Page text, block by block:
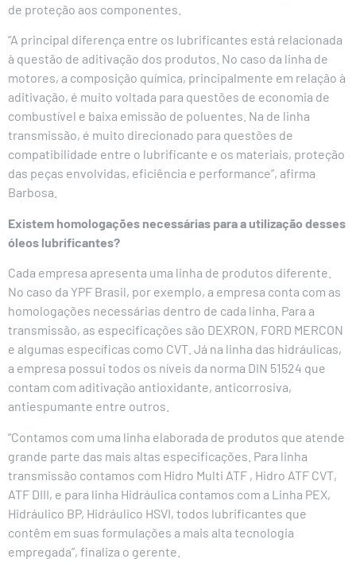
de proteção aos componentes.
“A principal diferença entre os lubrificantes está relacionada
à questão de aditivação dos produtos. No caso da linha de
motores, a composição química, principalmente em relação à
aditivação, é muito voltada para questões de economia de
combustível e baixa emissão de poluentes. Na de linha
transmissão, é muito direcionado para questões de
compatibilidade entre o lubrificante e os materiais, proteção
das peças envolvidas, eficiência e performance”, afirma
Barbosa.
Existem homologações necessárias para a utilização desses
óleos lubrificantes?
Cada empresa apresenta uma linha de produtos diferente.
No caso da YPF Brasil, por exemplo, a empresa conta com as
homologações necessárias dentro de cada linha. Para a
transmissão, as especificações são DEXRON, FORD MERCON
e algumas específicas como CVT. Já na linha das hidráulicas,
a empresa possui todos os níveis da norma DIN 51524 que
contam com aditivação antioxidante, anticorrosiva,
antiespumante entre outros.
“Contamos com uma linha elaborada de produtos que atende
grande parte das mais altas especificações. Para linha
transmissão contamos com Hidro Multi ATF , Hidro ATF CVT,
ATF DIII, e para linha Hidráulica contamos com a Linha PEX,
Hidráulico BP, Hidráulico HSVI, todos lubrificantes que
contêm em suas formulações a mais alta tecnologia
empregada”, finaliza o gerente.